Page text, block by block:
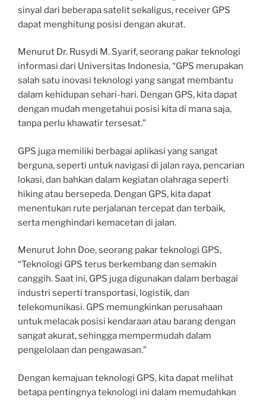
sinyal dari beberapa satelit sekaligus, receiver GPS
dapat menghitung posisi dengan akurat.
Menurut Dr. Rusydi M. Syarif, seorang pakar teknologi
informasi dari Universitas Indonesia, “GPS merupakan
salah satu inovasi teknologi yang sangat membantu
dalam kehidupan sehari-hari. Dengan GPS, kita dapat
dengan mudah mengetahui posisi kita di mana saja,
tanpa perlu khawatir tersesat.”
GPS juga memiliki berbagai aplikasi yang sangat
berguna, seperti untuk navigasi di jalan raya, pencarian
lokasi, dan bahkan dalam kegiatan olahraga seperti
hiking atau bersepeda. Dengan GPS, kita dapat
menentukan rute perjalanan tercepat dan terbaik,
serta menghindari kemacetan di jalan.
Menurut John Doe, seorang pakar teknologi GPS,
“Teknologi GPS terus berkembang dan semakin
canggih. Saat ini, GPS juga digunakan dalam berbagai
industri seperti transportasi, logistik, dan
telekomunikasi. GPS memungkinkan perusahaan
untuk melacak posisi kendaraan atau barang dengan
sangat akurat, sehingga mempermudah dalam
pengelolaan dan pengawasan.”
Dengan kemajuan teknologi GPS, kita dapat melihat
betapa pentingnya teknologi ini dalam memudahkan